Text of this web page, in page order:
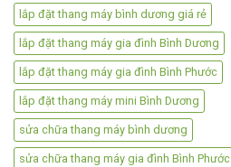
lắp đặt thang máy bình dương giá rẻ
lắp đặt thang máy gia đình Bình Dương
lắp đặt thang máy gia đình Bình Phước
lắp đặt thang máy mini Bình Dương
sửa chữa thang máy bình dương
sửa chữa thang máy gia đình Bình Phước